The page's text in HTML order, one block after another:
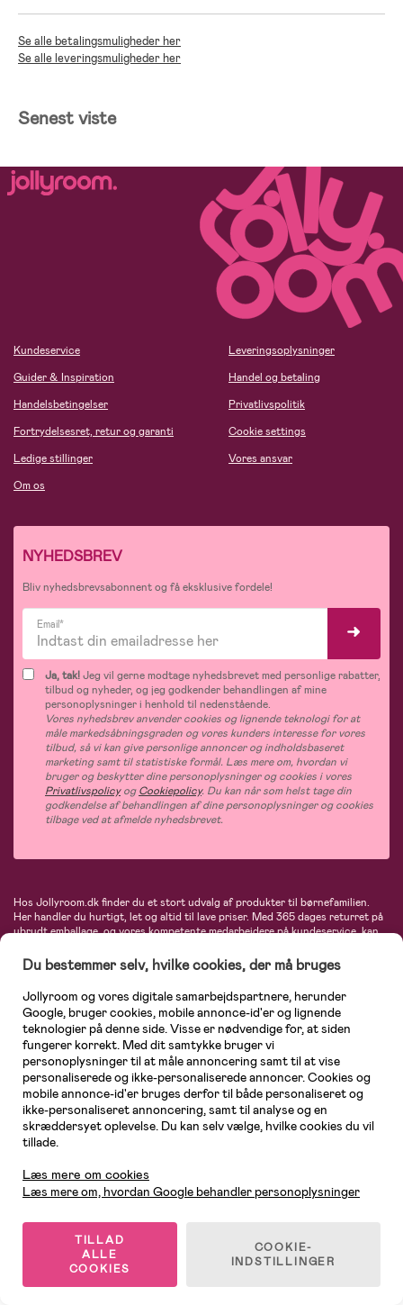
Se alle betalingsmuligheder her
Se alle leveringsmuligheder her
Senest viste
Kundeservice
Guider & Inspiration
Handelsbetingelser
Fortrydelsesret, retur og garanti
Ledige stillinger
Om os
Leveringsoplysninger
Handel og betaling
Privatlivspolitik
Cookie settings
Vores ansvar
NYHEDSBREV
Bliv nyhedsbrevsabonnent og få eksklusive fordele!
Email*
Ja, tak!Jeg vil gerne modtage nyhedsbrevet med personlige rabatter,
tilbud og nyheder, og jeg godkender behandlingen af mine
personoplysninger i henhold til nedenstående.
Vores nyhedsbrev anvender cookies og lignende teknologi for at
måle markedsåbningsgraden og vores kunders interesse for vores
tilbud, så vi kan give personlige annoncer og indholdsbaseret
marketing samt til statistiske formål. Læs mere om, hvordan vi
bruger og beskytter dine personoplysninger og cookies i vores
PrivatlivspolicyogCookiepolicy. Du kan når som helst tage din
godkendelse af behandlingen af dine personoplysninger og cookies
tilbage ved at afmelde nyhedsbrevet.
Hos Jollyroom.dk finder du et stort udvalg af produkter til børnefamilien.
Her handler du hurtigt, let og altid til lave priser. Med 365 dages returret på
ubrudt emballage, og vores kompetente medarbejdere på kundeservice, kan
barnevogne, autostole, børne- og babytøj, produkter til gravide og ammende
mødre, indretning og inspiration, legetøj, babyudstyr og meget mere. Vi
tilbyder produkter fra velkendte varemærker som Britax, Maxi-Cosi, Baby
Jogger, BabyBjörn, Didriksons, KidKraft, Ergobaby, Phillips Avent, Neonate,
Cybex, LEGO og mange flere. Kort sagt - et kæmpe sortiment venter på dig!
© 2026 Jollyroom AB. Alle rettigheder forbeholdes.
Du bestemmer selv, hvilke cookies, der må bruges
Jollyroom og vores digitale samarbejdspartnere, herunder
Google, bruger cookies, mobile annonce-id'er og lignende
teknologier på denne side. Visse er nødvendige for, at siden
fungerer korrekt. Med dit samtykke bruger vi
personoplysninger til at måle annoncering samt til at vise
personaliserede og ikke-personaliserede annoncer. Cookies og
mobile annonce-id'er bruges derfor til både personaliseret og
ikke-personaliseret annoncering, samt til analyse og en
skræddersyet oplevelse. Du kan selv vælge, hvilke cookies du vil
tillade.
Læs mere om cookies
Læs mere om, hvordan Google behandler personoplysninger
TILLAD
ALLE
COOKIES
COOKIE-
INDSTILLINGER